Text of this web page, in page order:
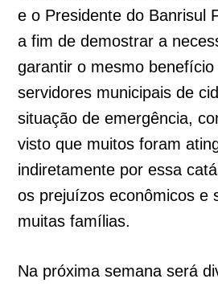
e o Presidente do Banrisul
a fim de demostrar a
garantir o mesmo
servidores municipais de
situação de emergência,
visto que muitos foram
indiretamente por essa
os prejuízos econômicos e
muitas famílias.
Na próxima semana será